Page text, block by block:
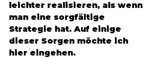
leichter realisieren, als wenn
man eine sorgfältige
Strategie hat. Auf einige
dieser Sorgen möchte ich
hier eingehen.